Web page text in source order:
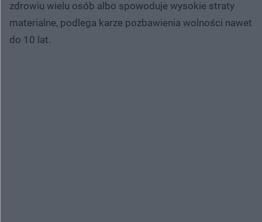
zdrowiu wielu osób albo spowoduje wysokie straty
materialne, podlega karze pozbawienia wolności nawet
do 10 lat.